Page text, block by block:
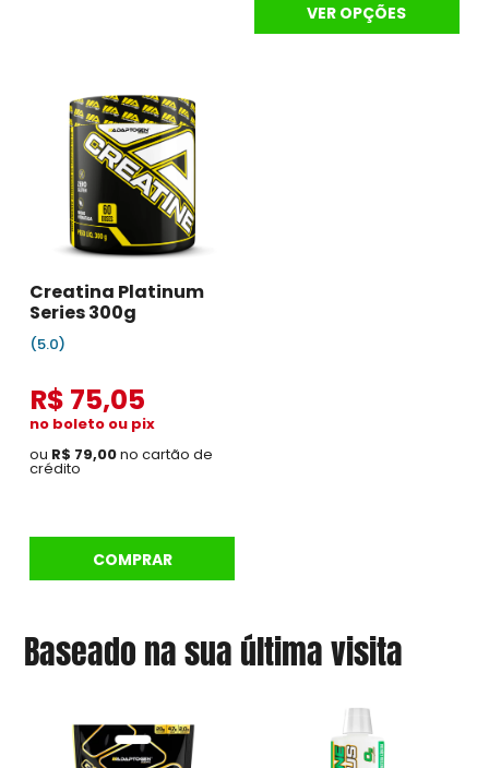
VER OPÇÕES
Creatina Platinum
Series 300g
(5.0)
R$ 75,05
no boleto ou pix
ou R$ 79,00no cartão de
crédito
COMPRAR
Baseado na sua última visita